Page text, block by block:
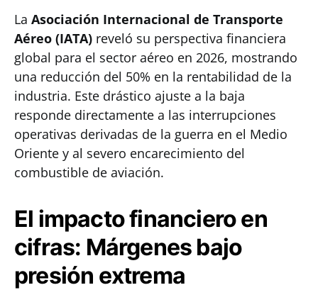
La Asociación Internacional de Transporte
Aéreo (IATA) reveló su perspectiva financiera
global para el sector aéreo en 2026, mostrando
una reducción del 50% en la rentabilidad de la
industria. Este drástico ajuste a la baja
responde directamente a las interrupciones
operativas derivadas de la guerra en el Medio
Oriente y al severo encarecimiento del
combustible de aviación.
El impacto financiero en
cifras: Márgenes bajo
presión extrema